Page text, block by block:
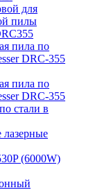
для
пилы
пила по
DRC-355
пила по
DRC-355
стали в
(6000W)